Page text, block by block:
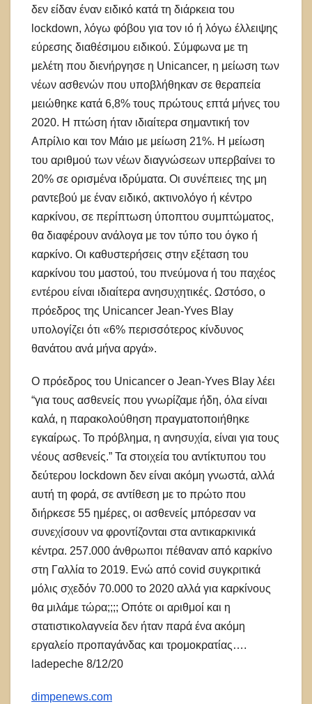
δεν είδαν έναν ειδικό κατά τη διάρκεια του
lockdown, λόγω φόβου για τον ιό ή λόγω έλλειψης
εύρεσης διαθέσιμου ειδικού. Σύμφωνα με τη
μελέτη που διενήργησε η Unicancer, η μείωση των
νέων ασθενών που υποβλήθηκαν σε θεραπεία
μειώθηκε κατά 6,8% τους πρώτους επτά μήνες του
2020. Η πτώση ήταν ιδιαίτερα σημαντική τον
Απρίλιο και τον Μάιο με μείωση 21%. Η μείωση
του αριθμού των νέων διαγνώσεων υπερβαίνει το
20% σε ορισμένα ιδρύματα. Οι συνέπειες της μη
ραντεβού με έναν ειδικό, ακτινολόγο ή κέντρο
καρκίνου, σε περίπτωση ύποπτου συμπτώματος,
θα διαφέρουν ανάλογα με τον τύπο του όγκο ή
καρκίνο. Οι καθυστερήσεις στην εξέταση του
καρκίνου του μαστού, του πνεύμονα ή του παχέος
εντέρου είναι ιδιαίτερα ανησυχητικές. Ωστόσο, ο
πρόεδρος της Unicancer Jean-Yves Blay
υπολογίζει ότι «6% περισσότερος κίνδυνος
θανάτου ανά μήνα αργά».
O πρόεδρος του Unicancer ο Jean-Yves Blay λέει
“για τους ασθενείς που γνωρίζαμε ήδη, όλα είναι
καλά, η παρακολούθηση πραγματοποιήθηκε
εγκαίρως. Το πρόβλημα, η ανησυχία, είναι για τους
νέους ασθενείς.” Τα στοιχεία του αντίκτυπου του
δεύτερου lockdown δεν είναι ακόμη γνωστά, αλλά
αυτή τη φορά, σε αντίθεση με το πρώτο που
διήρκεσε 55 ημέρες, οι ασθενείς μπόρεσαν να
συνεχίσουν να φροντίζονται στα αντικαρκινικά
κέντρα. 257.000 άνθρωποι πέθαναν από καρκίνο
στη Γαλλία το 2019. Eνώ από covid συγκριτικά
μόλις σχεδόν 70.000 το 2020 αλλά για καρκίνους
θα μιλάμε τώρα;;;; Oπότε οι αριθμοί και η
στατιστικολαγνεία δεν ήταν παρά ένα ακόμη
εργαλείο προπαγάνδας και τρομοκρατίας….
ladepeche 8/12/20
dimpenews.com